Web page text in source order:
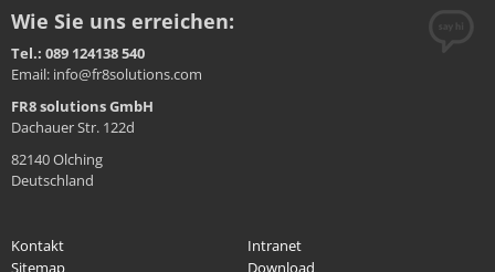
Wie Sie uns erreichen:
Tel.: 089 124138 540
Email: info@fr8solutions.com
FR8 solutions GmbH
Dachauer Str. 122d
82140 Olching
Deutschland
Kontakt
Intranet
Sitemap
Download